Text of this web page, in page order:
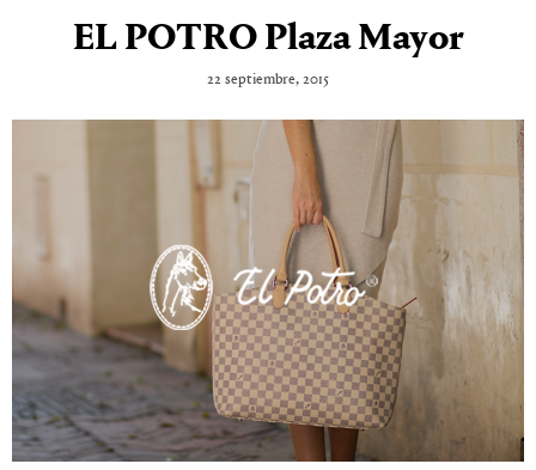
EL POTRO Plaza Mayor
22 septiembre, 2015